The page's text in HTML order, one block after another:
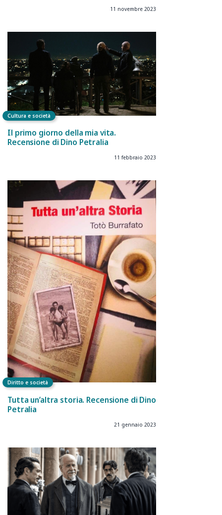
11 novembre 2023
Cultura e società
Il primo giorno della mia vita.
Recensione di Dino Petralia
11 febbraio 2023
Diritto e società
Tutta un’altra storia. Recensione di Dino
Petralia
21 gennaio 2023